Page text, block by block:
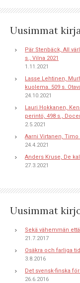
Uusimmat
Pär Stenbäck, All
s., Vilna 2021
1.11.2021
Lasse Lehtinen,
kuolema. 509 s.
24.10.2021
Lauri Hokkanen,
perintö, 498 s.,
2.5.2021
Aarni Virtanen, Timo
24.4.2021
Anders Kruse, De
27.3.2021
Uusimmat
Sekä vähemmän
21.7.2017
Osäkra och farliga
3.8.2016
Det svensk-finska
26.6.2016